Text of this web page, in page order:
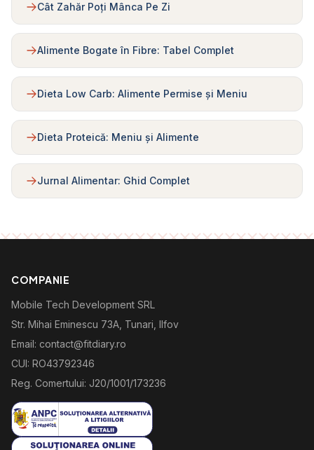
Cât Zahăr Poți Mânca Pe Zi
Alimente Bogate în Fibre: Tabel Complet
Dieta Low Carb: Alimente Permise și Meniu
Dieta Proteică: Meniu și Alimente
Jurnal Alimentar: Ghid Complet
COMPANIE
Mobile Tech Development SRL
Str. Mihai Eminescu 73A, Tunari, Ilfov
Email: contact@fitdiary.ro
CUI: RO43792346
Reg. Comertului: J20/1001/173236